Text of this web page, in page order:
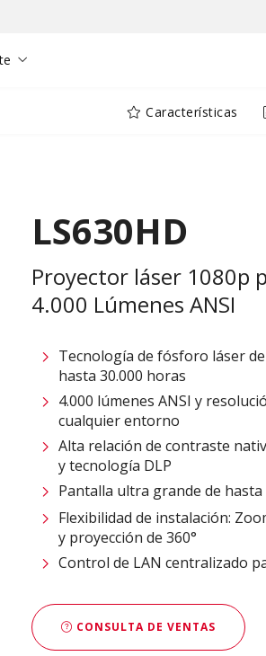
Características
LS630HD
Proyector láser 1080p
4.000 Lúmenes ANSI
Tecnología de fósforo láser
hasta 30.000 horas
4.000 lúmenes ANSI y
cualquier entorno
Alta relación de contraste
y tecnología DLP
Pantalla ultra grande de
Flexibilidad de instalación:
y proyección de 360°
Control de LAN centralizado
CONSULTA DE VENTAS